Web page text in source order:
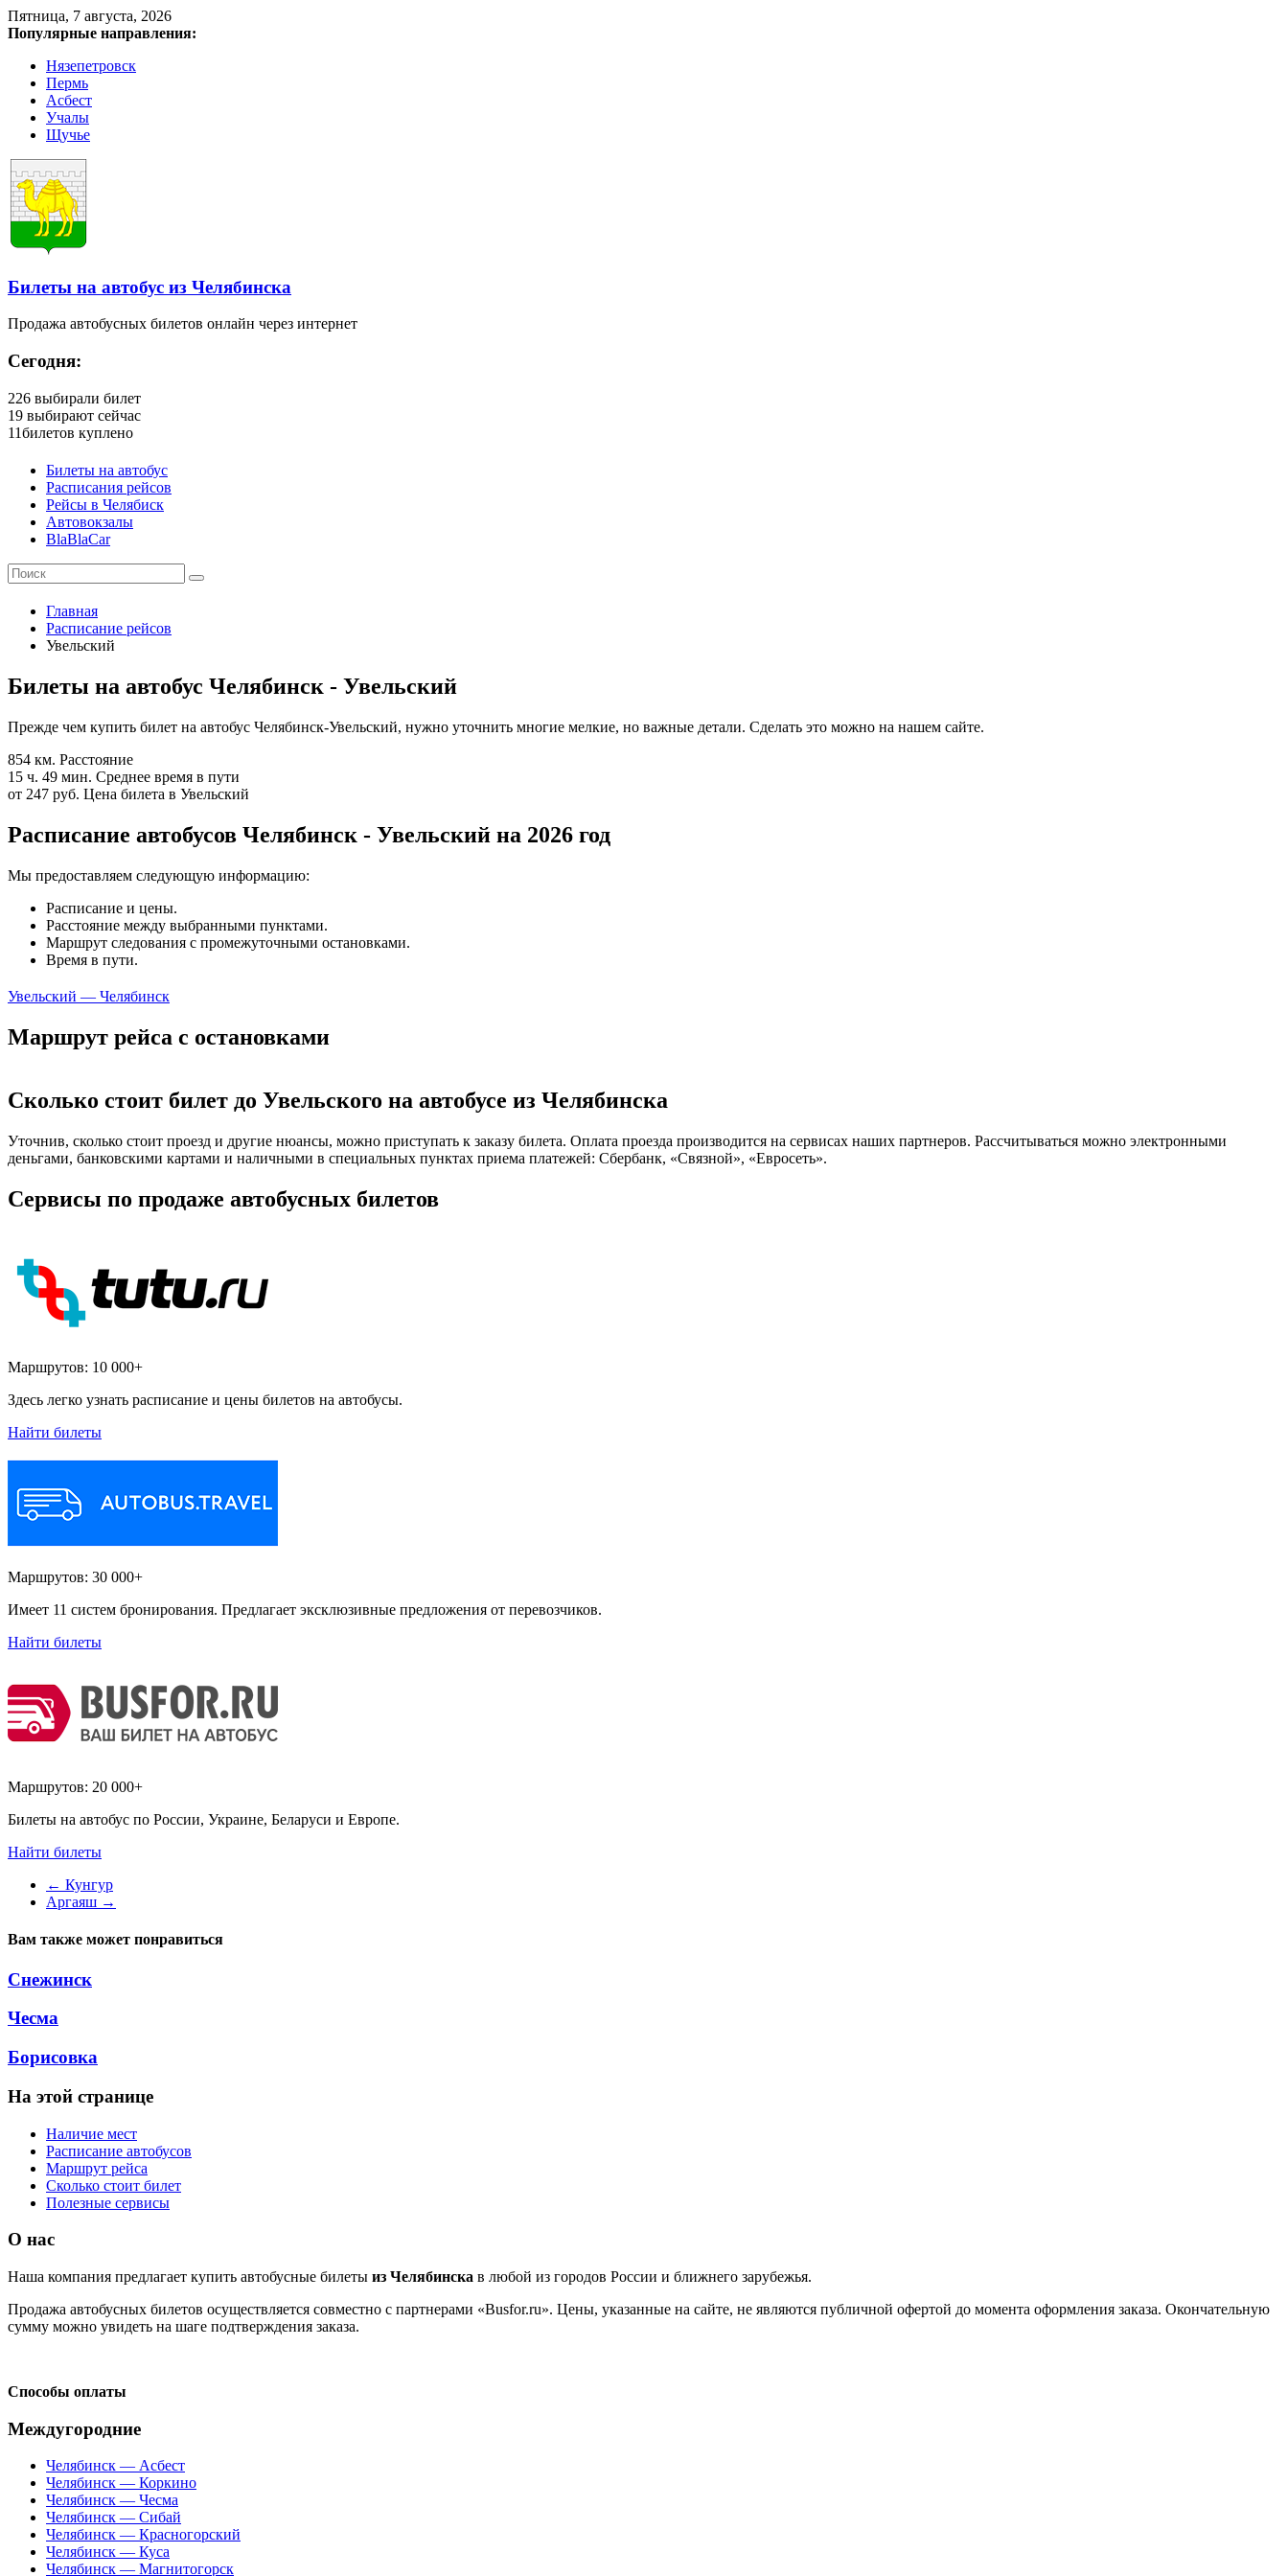
Пятница, 7 августа, 2026
Популярные направления:
Нязепетровск
Пермь
Асбест
Учалы
Щучье
Билеты на автобус из Челябинска
Продажа автобусных билетов онлайн через интернет
Сегодня:
226 выбирали билет
19 выбирают сейчас
11билетов куплено
Билеты на автобус
Расписания рейсов
Рейсы в Челябиск
Автовокзалы
BlaBlaCar
Главная
Расписание рейсов
Увельский
Билеты на автобус Челябинск - Увельский
Прежде чем купить билет на автобус Челябинск-Увельский, нужно уточнить многие мелкие, но важные детали. Сделать это можно на нашем сайте.
854 км. Расстояние
15 ч. 49 мин. Среднее время в пути
от 247 руб. Цена билета в Увельский
Расписание автобусов Челябинск - Увельский на 2026 год
Мы предоставляем следующую информацию:
Расписание и цены.
Расстояние между выбранными пунктами.
Маршрут следования с промежуточными остановками.
Время в пути.
Увельский — Челябинск
Маршрут рейса с остановками
Сколько стоит билет до Увельского на автобусе из Челябинска
Уточнив, сколько стоит проезд и другие нюансы, можно приступать к заказу билета. Оплата проезда производится на сервисах наших партнеров. Рассчитываться можно электронными
деньгами, банковскими картами и наличными в специальных пунктах приема платежей: Сбербанк, «Связной», «Евросеть».
Сервисы по продаже автобусных билетов
Маршрутов: 10 000+
Здесь легко узнать расписание и цены билетов на автобусы.
Найти билеты
Маршрутов: 30 000+
Имеет 11 систем бронирования. Предлагает эксклюзивные предложения от перевозчиков.
Найти билеты
Маршрутов: 20 000+
Билеты на автобус по России, Украине, Беларуси и Европе.
Найти билеты
← Кунгур
Аргаяш →
Вам также может понравиться
Снежинск
Чесма
Борисовка
На этой странице
Наличие мест
Расписание автобусов
Маршрут рейса
Сколько стоит билет
Полезные сервисы
О нас
Наша компания предлагает купить автобусные билеты из Челябинска в любой из городов России и ближнего зарубежья.
Продажа автобусных билетов осуществляется совместно с партнерами «Busfor.ru». Цены, указанные на сайте, не являются публичной офертой до момента оформления заказа. Окончательную
сумму можно увидеть на шаге подтверждения заказа.
Способы оплаты
Междугородние
Челябинск — Асбест
Челябинск — Коркино
Челябинск — Чесма
Челябинск — Сибай
Челябинск — Красногорский
Челябинск — Куса
Челябинск — Магнитогорск